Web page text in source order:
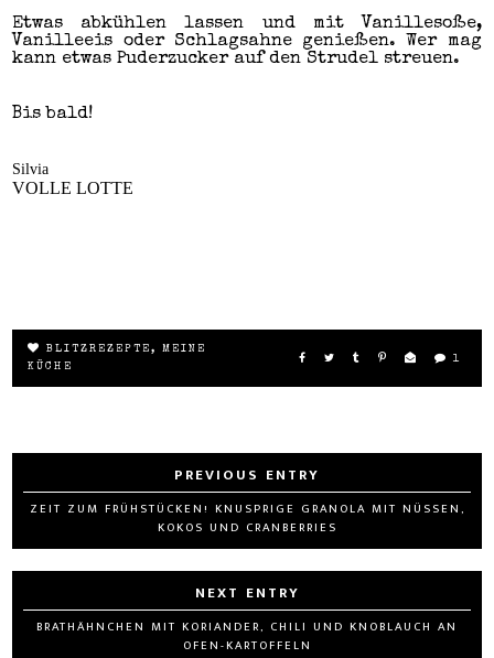
Etwas abkühlen lassen und mit Vanillesoße,
Vanilleeis oder Schlagsahne genießen. Wer mag
kann etwas Puderzucker auf den Strudel streuen.
Bis bald!
Silvia
VOLLE LOTTE
BLITZREZEPTE,MEINE
KÜCHE
1
ZEIT ZUM FRÜHSTÜCKEN! KNUSPRIGE GRANOLA MIT NÜSSEN,
KOKOS UND CRANBERRIES
BRATHÄHNCHEN MIT KORIANDER, CHILI UND KNOBLAUCH AN
OFEN-KARTOFFELN